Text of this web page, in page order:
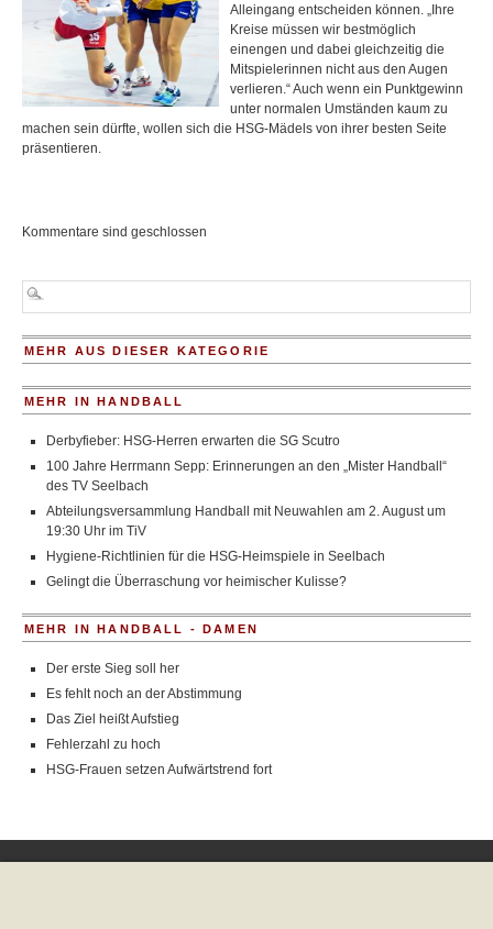
Alleingang entscheiden können. „Ihre
Kreise müssen wir bestmöglich
einengen und dabei gleichzeitig die
Mitspielerinnen nicht aus den Augen
verlieren.“ Auch wenn ein Punktgewinn
unter normalen Umständen kaum zu
machen sein dürfte, wollen sich die HSG-Mädels von ihrer besten Seite
präsentieren.
Kommentare sind geschlossen
MEHR AUS DIESER KATEGORIE
MEHR IN HANDBALL
Derbyfieber: HSG-Herren erwarten die SG Scutro
100 Jahre Herrmann Sepp: Erinnerungen an den „Mister Handball“
des TV Seelbach
Abteilungsversammlung Handball mit Neuwahlen am 2. August um
19:30 Uhr im TiV
Hygiene-Richtlinien für die HSG-Heimspiele in Seelbach
Gelingt die Überraschung vor heimischer Kulisse?
MEHR IN HANDBALL - DAMEN
Der erste Sieg soll her
Es fehlt noch an der Abstimmung
Das Ziel heißt Aufstieg
Fehlerzahl zu hoch
HSG-Frauen setzen Aufwärtstrend fort